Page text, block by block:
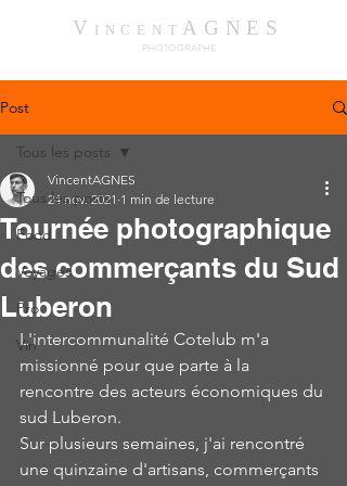
V INCENTAGNES
PHOTOGRAPHE
Post
Tous les posts
Food
Voyages
Pro
Vin
Tous les posts
Tournée photographique
des commerçants du Sud
Luberon
VincentAGNES
24 nov. 2021 1 min de lecture
L'intercommunalité Cotelub m'a
missionné pour que parte à la
rencontre des acteurs économiques du
sud Luberon.
Sur plusieurs semaines, j'ai rencontré
une quinzaine d'artisans, commerçants